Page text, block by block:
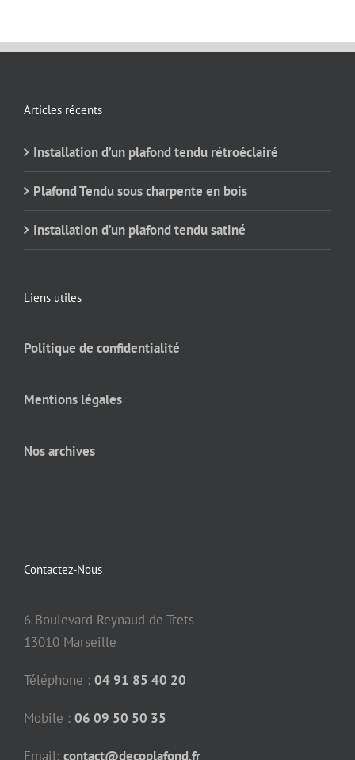
Articles récents
Installation d’un plafond tendu rétroéclairé
Plafond Tendu sous charpente en bois
Installation d’un plafond tendu satiné
Liens utiles
Politique de confidentialité
Mentions légales
Nos archives
Contactez-Nous
6 Boulevard Reynaud de Trets
13010 Marseille
Téléphone : 04 91 85 40 20
Mobile : 06 09 50 50 35
Email: contact@decoplafond.fr